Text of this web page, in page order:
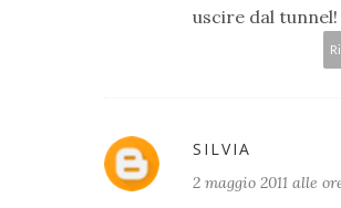
uscire dal tunnel!
SILVIA
2 maggio 2011 alle